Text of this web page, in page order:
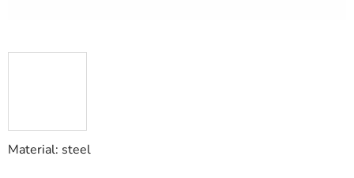
Material: steel